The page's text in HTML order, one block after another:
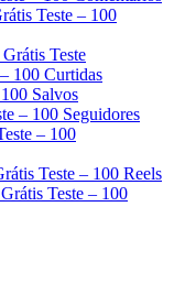
Teste – 100
Teste
100 Curtidas
Salvos
– 100 Seguidores
– 100
Teste – 100 Reels
Teste – 100